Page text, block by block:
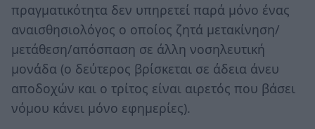
πραγματικότητα δεν υπηρετεί παρά μόνο ένας
αναισθησιολόγος ο οποίος ζητά μετακίνηση/
μετάθεση/απόσπαση σε άλλη νοσηλευτική
μονάδα (ο δεύτερος βρίσκεται σε άδεια άνευ
αποδοχών και ο τρίτος είναι αιρετός που βάσει
νόμου κάνει μόνο εφημερίες).